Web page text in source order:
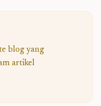
blog yang
artikel